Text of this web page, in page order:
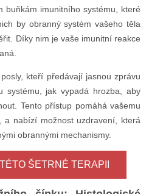
buňkám imunitního systému, které
by obranný systém vašeho těla
Díky nim je vaše imunitní reakce
kteří předávají jasnou zprávu
systému, jak vypadá hrozba, aby
Tento přístup pomáhá vašemu
a nabízí možnost uzdravení, která
obrannými mechanismy.
ŠETRNÉ TERAPII